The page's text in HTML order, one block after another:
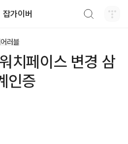
잡가이버
러블
치페이스 변경 삼
인증